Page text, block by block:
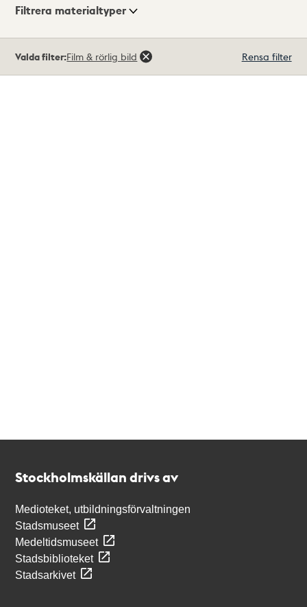
Visningsläge
Filtrera materialtyper
träffar
Valda filter:Film & rörlig bild Rensa filter
Stockholmskällan drivs av
Medioteket, utbildningsförvaltningen
Stadsmuseet
Medeltidsmuseet
Stadsbiblioteket
Stadsarkivet